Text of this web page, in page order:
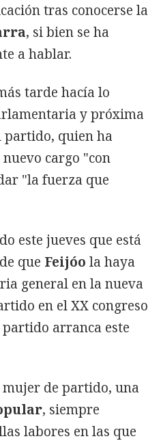
tras conocerse la
, si bien se ha
a hablar.
tarde hacía lo
y próxima
partido, quien ha
cargo "con
"la fuerza que
este jueves que está
que Feijóo la haya
general en la nueva
en el XX congreso
arranca este
mujer de partido, una
, siempre
labores en las que